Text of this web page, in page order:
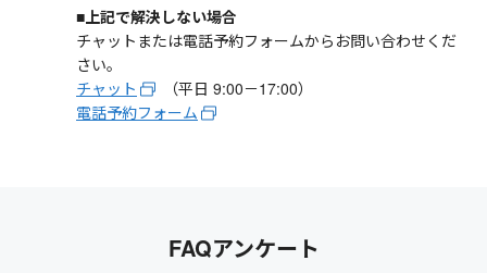
■上記で解決しない場合
チャットまたは電話予約フォームからお問い合わせくだ
さい。
チャット
（平日 9:00－17:00）
電話予約フォーム
FAQアンケート